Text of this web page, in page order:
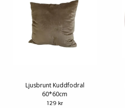
Ljusbrunt Kuddfodral
60*60cm
129 kr